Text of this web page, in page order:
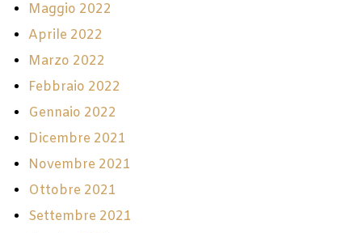
Maggio 2022
Aprile 2022
Marzo 2022
Febbraio 2022
Gennaio 2022
Dicembre 2021
Novembre 2021
Ottobre 2021
Settembre 2021